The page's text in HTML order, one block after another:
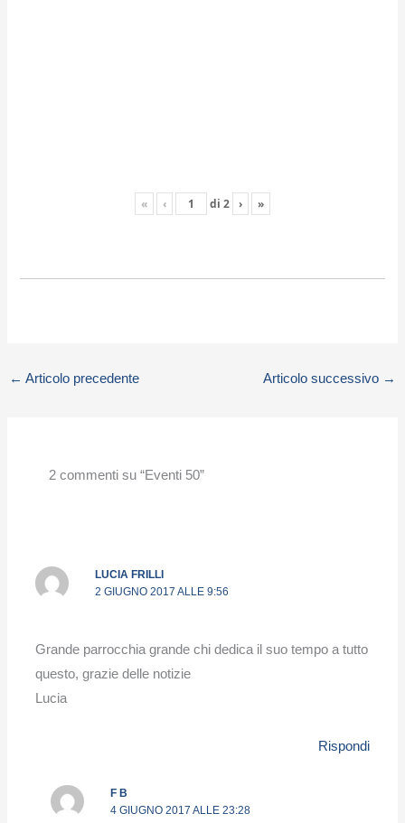
« ‹ di 2 › »
← Articolo precedente Articolo successivo →
2 commenti su “Eventi 50”
LUCIA FRILLI
2 GIUGNO 2017 ALLE 9:56
Grande parrocchia grande chi dedica il suo tempo a tutto
questo, grazie delle notizie
Lucia
Rispondi
F B
4 GIUGNO 2017 ALLE 23:28